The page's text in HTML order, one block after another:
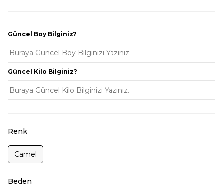
Güncel Boy Bilginiz?
Güncel Kilo Bilginiz?
Renk
Camel
Beden